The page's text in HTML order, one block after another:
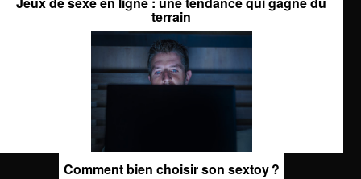
terrain
Comment bien choisir son sextoy ?